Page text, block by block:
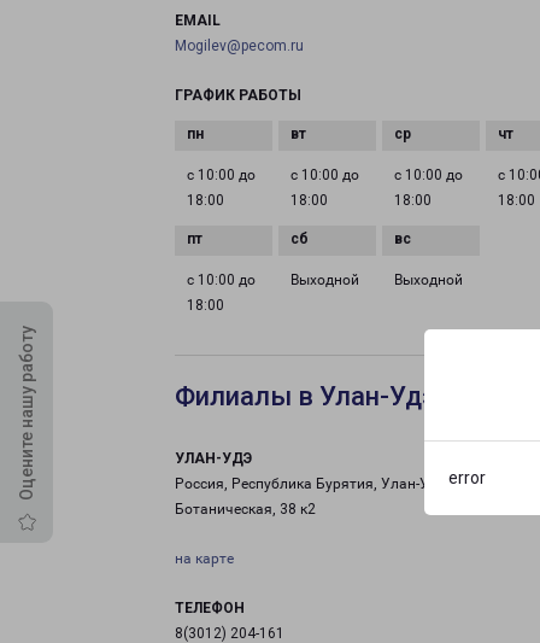
error
Оцените нашу работу
EMAIL
Mogilev@pecom.ru
ГРАФИК РАБОТЫ
с 10:00 до
18:00
с 10:00 до
18:00
с 10:00 до
18:00
с
18:00
с 10:00 до
18:00
Выходной Выходной
Филиалы в Улан-Удэ
УЛАН-УДЭ
Россия, Республика Бурятия, Улан-Удэ, улица
Ботаническая, 38 к2
на карте
ТЕЛЕФОН
8(3012) 204-161